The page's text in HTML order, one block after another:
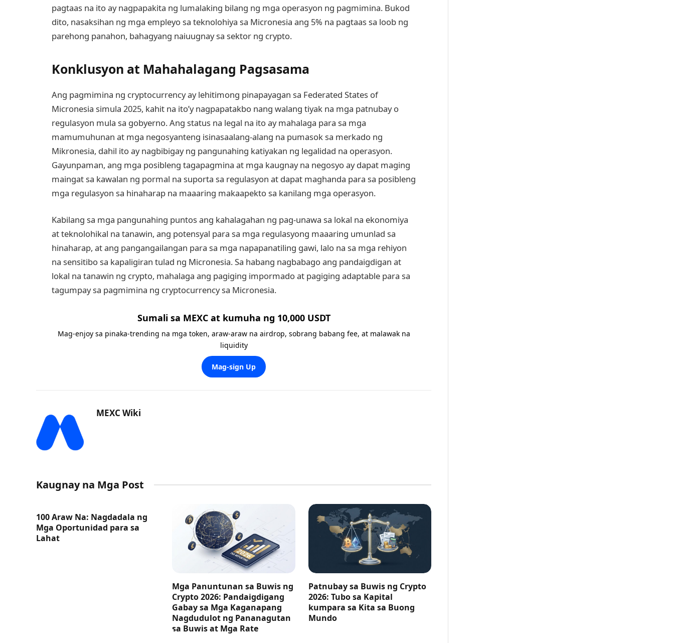
pagtaas na ito ay nagpapakita ng lumalaking bilang ng mga operasyon ng pagmimina. Bukod
dito, nasaksihan ng mga empleyo sa teknolohiya sa Micronesia ang 5% na pagtaas sa loob ng
parehong panahon, bahagyang naiuugnay sa sektor ng crypto.
Konklusyon at Mahahalagang Pagsasama
Ang pagmimina ng cryptocurrency ay lehitimong pinapayagan sa Federated States of
Micronesia simula 2025, kahit na ito’y nagpapatakbo nang walang tiyak na mga patnubay o
regulasyon mula sa gobyerno. Ang status na legal na ito ay mahalaga para sa mga
mamumuhunan at mga negosyanteng isinasaalang-alang na pumasok sa merkado ng
Mikronesia, dahil ito ay nagbibigay ng pangunahing katiyakan ng legalidad na operasyon.
Gayunpaman, ang mga posibleng tagapagmina at mga kaugnay na negosyo ay dapat maging
maingat sa kawalan ng pormal na suporta sa regulasyon at dapat maghanda para sa posibleng
mga regulasyon sa hinaharap na maaaring makaapekto sa kanilang mga operasyon.
Kabilang sa mga pangunahing puntos ang kahalagahan ng pag-unawa sa lokal na ekonomiya
at teknolohikal na tanawin, ang potensyal para sa mga regulasyong maaaring umunlad sa
hinaharap, at ang pangangailangan para sa mga napapanatiling gawi, lalo na sa mga rehiyon
na sensitibo sa kapaligiran tulad ng Micronesia. Sa habang nagbabago ang pandaigdigan at
lokal na tanawin ng crypto, mahalaga ang pagiging impormado at pagiging adaptable para sa
tagumpay sa pagmimina ng cryptocurrency sa Micronesia.
Sumali sa MEXC at kumuha ng 10,000 USDT
Mag-enjoy sa pinaka-trending na mga token, araw-araw na airdrop, sobrang babang fee, at malawak na
liquidity
Mag-sign Up
MEXC Wiki
Kaugnay na Mga Post
100 Araw Na: Nagdadala ng
Mga Oportunidad para sa
Lahat
Mga Panuntunan sa Buwis ng
Crypto 2026: Pandaigdigang
Gabay sa Mga Kaganapang
Nagdudulot ng Pananagutan
sa Buwis at Mga Rate
Patnubay sa Buwis ng Crypto
2026: Tubo sa Kapital
kumpara sa Kita sa Buong
Mundo